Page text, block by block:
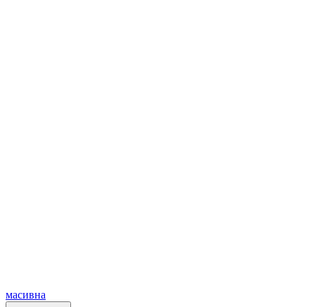
масивна